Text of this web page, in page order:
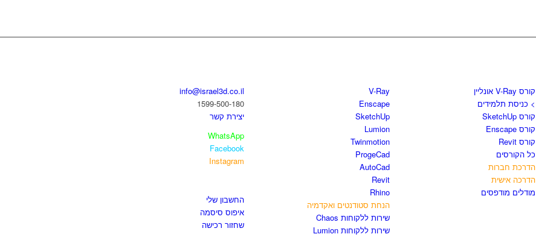
info@israel3d.co.il
1599-500-180
יצירת קשר
WhatsApp
Facebook
Instagram
החשבון שלי
איפוס סיסמה
שחזור רכישה
V-Ray
Enscape
SketchUp
Lumion
Twinmotion
ProgeCad
AutoCad
Revit
Rhino
הנחת סטודנטים ואקדמיה
שירות ללקוחות Chaos
שירות ללקוחות Lumion
קורס V-Ray אונליין
> כניסת תלמידים
קורס SketchUp
קורס Enscape
קורס Revit
כל הקורסים
הדרכת חברות
הדרכה אישית
מודלים מודפסים